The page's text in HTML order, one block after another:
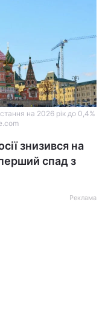
на 2026 рік до 0,4%
знизився на
спад з
Реклама